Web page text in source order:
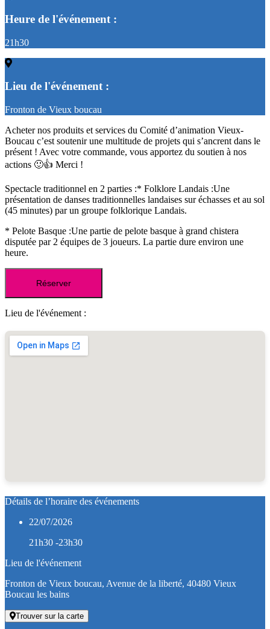
Heure de l'événement :
21h30
Lieu de l'événement :
Fronton de Vieux boucau
Acheter nos produits et services du Comité d’animation Vieux-
Boucau c’est soutenir une multitude de projets qui s’ancrent dans le
présent ! Avec votre commande, vous apportez du soutien à nos
actions 🙂👍 Merci !
Spectacle traditionnel en 2 parties :* Folklore Landais :Une
présentation de danses traditionnelles landaises sur échasses et au sol
(45 minutes) par un groupe folklorique Landais.
* Pelote Basque :Une partie de pelote basque à grand chistera
disputée par 2 équipes de 3 joueurs. La partie dure environ une
heure.
Réserver
Lieu de l'événement :
Détails de l’horaire des événements
22/07/2026
21h30 -23h30
Lieu de l'événement
Fronton de Vieux boucau, Avenue de la liberté, 40480 Vieux
Boucau les bains
Trouver sur la carte